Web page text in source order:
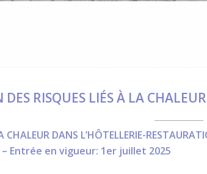
DES RISQUES LIÉS À LA
CHALEUR DANS L’HÔTELLERIE-
– Entrée en vigueur: 1er juillet 2025